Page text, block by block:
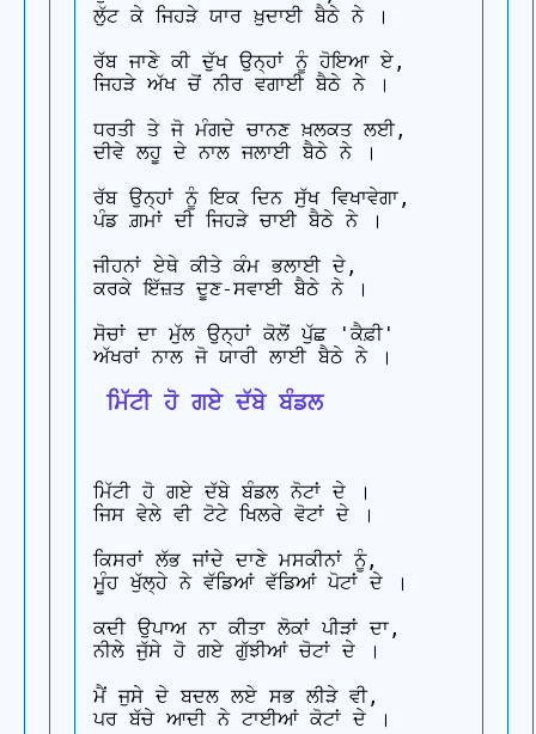
ਲੁੱਟ ਕੇ ਜਿਹੜੇ ਯਾਰ ਖ਼ੁਦਾਈ ਬੈਠੇ ਨੇ ।
ਰੱਬ ਜਾਣੇ ਕੀ ਦੁੱਖ ਉਨ੍ਹਾਂ ਨੂੰ ਹੋਇਆ ਏ,
ਜਿਹੜੇ ਅੱਖ ਚੋਂ ਨੀਰ ਵਗਾਈ ਬੈਠੇ ਨੇ ।
ਧਰਤੀ ਤੇ ਜੋ ਮੰਗਦੇ ਚਾਨਣ ਖ਼ਲਕਤ ਲਈ,
ਦੀਵੇ ਲਹੂ ਦੇ ਨਾਲ ਜਲਾਈ ਬੈਠੇ ਨੇ ।
ਰੱਬ ਉਨ੍ਹਾਂ ਨੂੰ ਇਕ ਦਿਨ ਸੁੱਖ ਵਿਖਾਵੇਗਾ,
ਪੰਡ ਗ਼ਮਾਂ ਦੀ ਜਿਹੜੇ ਚਾਈ ਬੈਠੇ ਨੇ ।
ਜੀਹਨਾਂ ਏਥੇ ਕੀਤੇ ਕੰਮ ਭਲਾਈ ਦੇ,
ਕਰਕੇ ਇੱਜ਼ਤ ਦੂਣ-ਸਵਾਈ ਬੈਠੇ ਨੇ ।
ਸੋਚਾਂ ਦਾ ਮੁੱਲ ਉਨ੍ਹਾਂ ਕੋਲੋਂ ਪੁੱਛ 'ਕੈਫ਼ੀ'
ਮਿੱਟੀ ਹੋ ਗਏ ਦੱਬੇ ਬੰਡਲ
ਮਿੱਟੀ ਹੋ ਗਏ ਦੱਬੇ ਬੰਡਲ ਨੋਟਾਂ ਦੇ ।
ਜਿਸ ਵੇਲੇ ਵੀ ਟੋਟੇ ਖਿਲਰੇ ਵੋਟਾਂ ਦੇ ।
ਕਿਸਰਾਂ ਲੱਭ ਜਾਂਦੇ ਦਾਣੇ ਮਸਕੀਨਾਂ ਨੂੰ,
ਮੂੰਹ ਖੁੱਲ੍ਹੇ ਨੇ ਵੱਡਿਆਂ ਵੱਡਿਆਂ ਪੋਟਾਂ ਦੇ ।
ਕਦੀ ਉਪਾਅ ਨਾ ਕੀਤਾ ਲੋਕਾਂ ਪੀੜਾਂ ਦਾ,
ਨੀਲੇ ਜੁੱਸੇ ਹੋ ਗਏ ਗੁੱਝੀਆਂ ਚੋਟਾਂ ਦੇ ।
ਮੈਂ ਜੁਸੇ ਦੇ ਬਦਲ ਲਏ ਸਭ ਲੀੜੇ ਵੀ,
ਪਰ ਬੱਚੇ ਆਦੀ ਨੇ ਟਾਈਆਂ ਕੋਟਾਂ ਦੇ ।